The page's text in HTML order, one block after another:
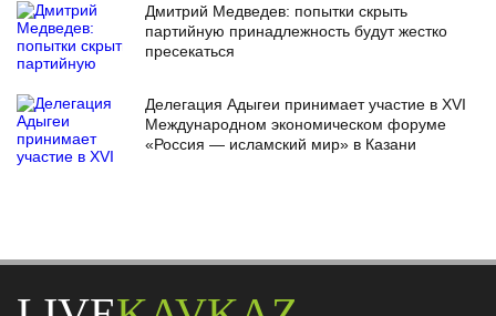
Дмитрий Медведев: попытки скрыть
партийную принадлежность будут жестко
пресекаться
Делегация Адыгеи принимает участие в XVI
Международном экономическом форуме
«Россия — исламский мир» в Казани